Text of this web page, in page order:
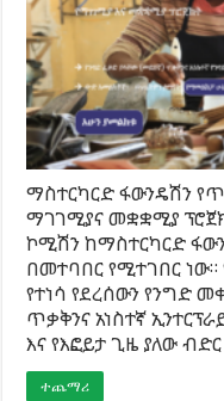
ማስተርካርድ ፋውንዴሽን
ማገገሚያና መቋቋሚያ
ኮሚሽን ከማስተርካርድ
በመተባበር የሚተገበር ነው።
የተነሳ የደረሰውን የንግድ
ጥቃቅንና አነስተኛ
እና የእፎይታ ጊዜ ያለው
ተጨማሪ